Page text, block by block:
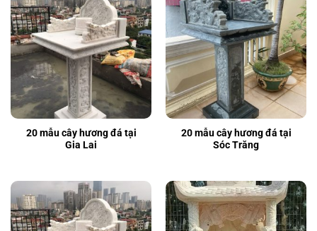
20 mẫu cây hương đá tại
Gia Lai
20 mẫu cây hương đá tại
Sóc Trăng